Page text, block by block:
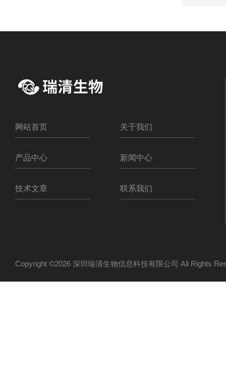
网站首页 关于我们
产品中心 新闻中心
技术文章 联系我们
Copyright ©2026 深圳瑞清生物信息科技有限公司 All Rights